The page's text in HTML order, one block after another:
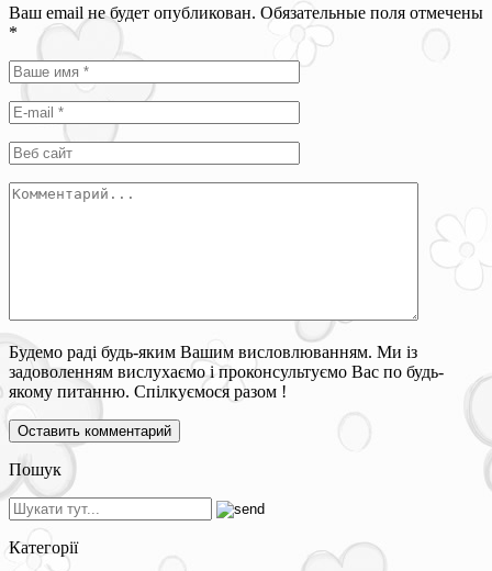
Ваш email не будет опубликован. Обязательные поля отмечены
*
Будемо раді будь-яким Вашим висловлюванням. Ми із
задоволенням вислухаємо і проконсультуємо Вас по будь-
якому питанню. Спілкуємося разом !
Пошук
Категорії